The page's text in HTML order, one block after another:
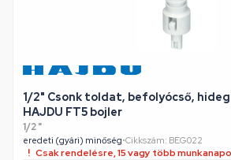
1/2" Csonk toldat, befolyócső,
HAJDU FT5 bojler
1/2 "
eredeti (gyári) minőség•Cikkszám: BEG022
Csak rendelésre, 15 vagy több